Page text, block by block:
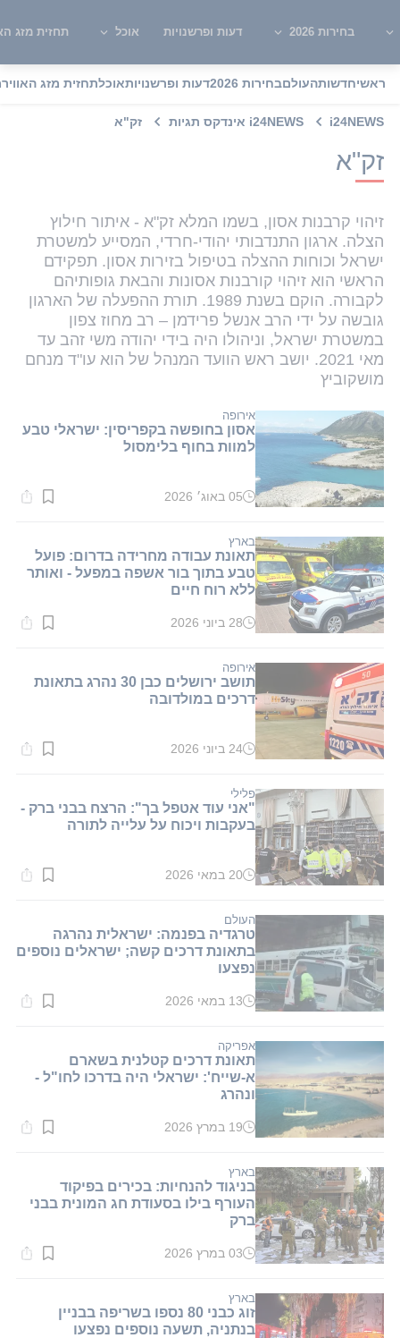
בחירות 2026 דעות ופרשנויות אוכל תחזית מזג
ראשיחדשותהעולםבחירות 2026 דעות ופרשנויותאוכלתחזית מזג האוויר
i24NEWS i24NEWS אינדקס תגיות זק"א
זק"א
זיהוי קרבנות אסון, בשמו המלא זק"א - איתור חילוץ
הצלה. ארגון התנדבותי יהודי-חרדי, המסייע למשטרת
ישראל וכוחות ההצלה בטיפול בזירות אסון. תפקידם
הראשי הוא זיהוי קורבנות אסונות והבאת גופותיהם
לקבורה. הוקם בשנת 1989. תורת ההפעלה של הארגון
גובשה על ידי הרב אנשל פרידמן – רב מחוז צפון
במשטרת ישראל, וניהולו היה בידי יהודה משי זהב עד
מאי 2021. יושב ראש הוועד המנהל של הוא עו"ד מנחם
מושקוביץ
אירופה
אסון בחופשה בקפריסין: ישראלי טבע
למוות בחוף בלימסול
זמן
דקות.
05 באוג׳ 2026
בארץ
תאונת עבודה מחרידה בדרום: פועל
טבע בתוך בור אשפה במפעל - ואותר
ללא רוח חיים
זמן
דקות.
28 ביוני 2026
אירופה
תושב ירושלים כבן 30 נהרג בתאונת
דרכים במולדובה
זמן
דקות.
24 ביוני 2026
פלילי
"אני עוד אטפל בך": הרצח בבני ברק -
בעקבות ויכוח על עלייה לתורה
זמן
דקות.
20 במאי 2026
העולם
טרגדיה בפנמה: ישראלית נהרגה
בתאונת דרכים קשה; ישראלים נוספים
נפצעו
זמן
דקות.
13 במאי 2026
אפריקה
תאונת דרכים קטלנית בשארם
א-שייח': ישראלי היה בדרכו לחו"ל -
ונהרג
זמן
דקות.
19 במרץ 2026
בארץ
בניגוד להנחיות: בכירים בפיקוד
העורף בילו בסעודת חג המונית בבני
ברק
זמן
דקות.
03 במרץ 2026
בארץ
זוג כבני 80 נספו בשריפה בבניין
בנתניה, תשעה נוספים נפצעו